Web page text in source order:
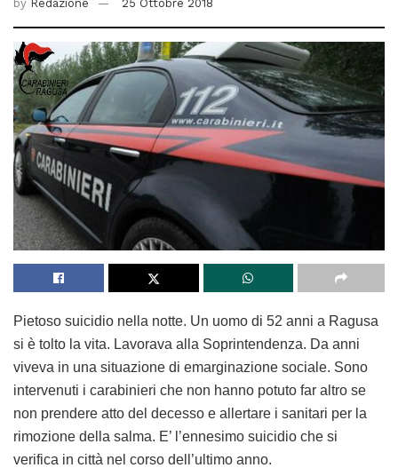
by Redazione 25 Ottobre 2018
Pietoso suicidio nella notte. Un uomo di 52 anni a Ragusa
si è tolto la vita. Lavorava alla Soprintendenza. Da anni
viveva in una situazione di emarginazione sociale. Sono
intervenuti i carabinieri che non hanno potuto far altro se
non prendere atto del decesso e allertare i sanitari per la
rimozione della salma. E’ l’ennesimo suicidio che si
verifica in città nel corso dell’ultimo anno.